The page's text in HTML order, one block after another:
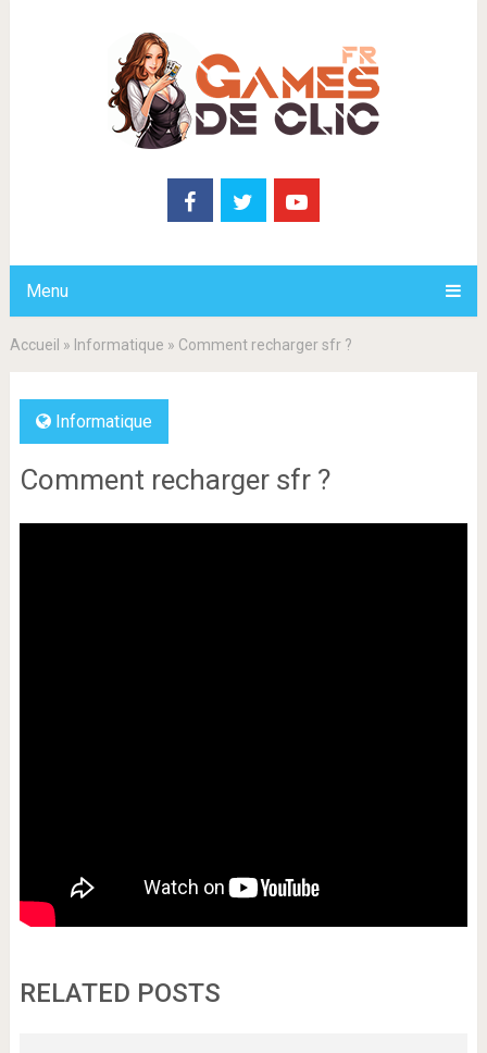
Menu
Accueil » Informatique » Comment recharger sfr ?
Informatique
Comment recharger sfr ?
RELATED POSTS